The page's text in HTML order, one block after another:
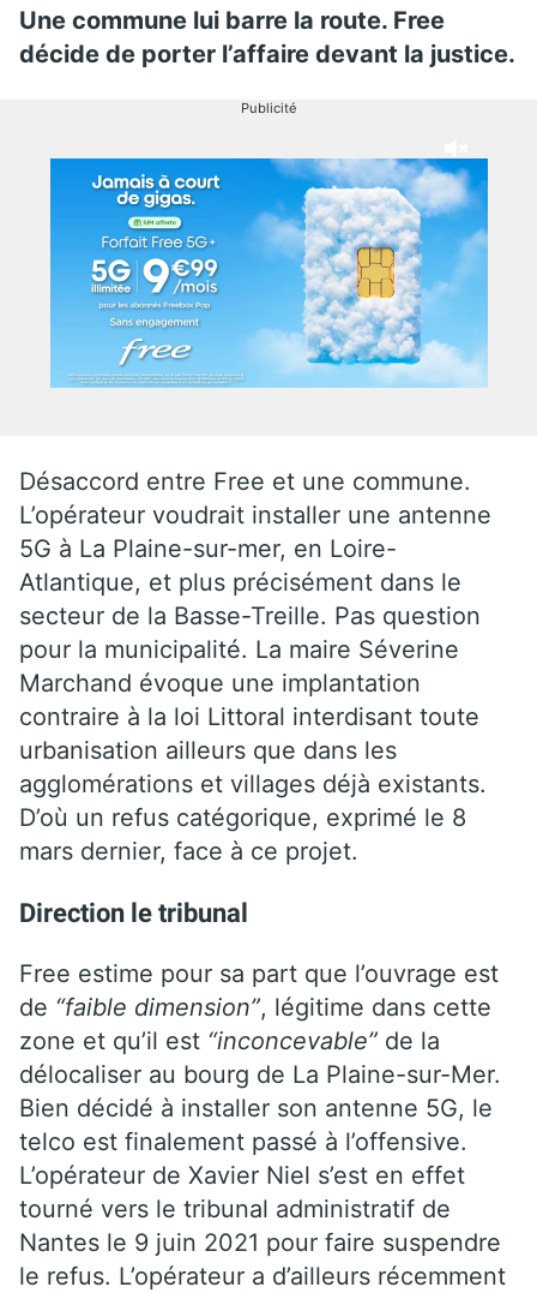
Une commune lui barre la route. Free
décide de porter l’affaire devant la justice.
Publicité
Désaccord entre Free et une commune.
L’opérateur voudrait installer une antenne
5G à La Plaine-sur-mer, en Loire-
Atlantique, et plus précisément dans le
secteur de la Basse-Treille. Pas question
pour la municipalité. La maire Séverine
Marchand évoque une implantation
contraire à la loi Littoral interdisant toute
urbanisation ailleurs que dans les
agglomérations et villages déjà existants.
D’où un refus catégorique, exprimé le 8
mars dernier, face à ce projet.
Direction le tribunal
Free estime pour sa part que l’ouvrage est
de “faible dimension”, légitime dans cette
zone et qu’il est “inconcevable” de la
délocaliser au bourg de La Plaine-sur-Mer.
Bien décidé à installer son antenne 5G, le
telco est finalement passé à l’offensive.
L’opérateur de Xavier Niel s’est en effet
tourné vers le tribunal administratif de
Nantes le 9 juin 2021 pour faire suspendre
le refus. L’opérateur a d’ailleurs récemment